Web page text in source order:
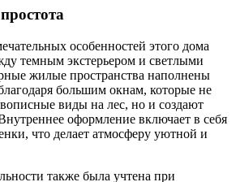
особенностей этого дома
темным экстерьером и светлыми
жилые пространства наполнены
большим окнам, которые не
виды на лес, но и создают
оформление включает в себя
что делает атмосферу уютной и
также была учтена при